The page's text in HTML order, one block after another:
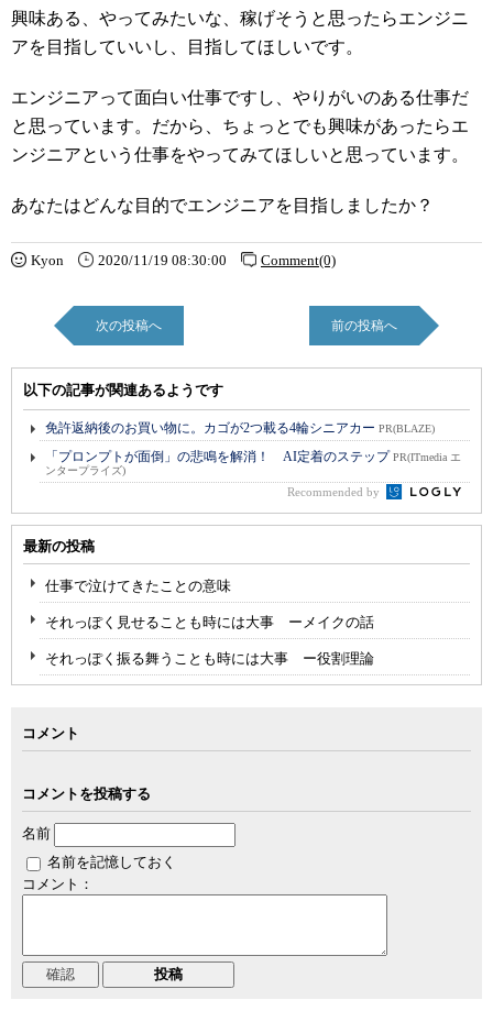
興味ある、やってみたいな、稼げそうと思ったらエンジニ
アを目指していいし、目指してほしいです。
エンジニアって面白い仕事ですし、やりがいのある仕事だ
と思っています。だから、ちょっとでも興味があったらエ
ンジニアという仕事をやってみてほしいと思っています。
あなたはどんな目的でエンジニアを目指しましたか？
Kyon 2020/11/19 08:30:00 Comment(0)
次の投稿へ 前の投稿へ
以下の記事が関連あるようです
免許返納後のお買い物に。カゴが2つ載る4輪シニアカー PR(BLAZE)
「プロンプトが面倒」の悲鳴を解消！ AI定着のステップPR(ITmedia エ
ンタープライズ)
Recommended by
最新の投稿
仕事で泣けてきたことの意味
それっぽく見せることも時には大事 ーメイクの話
それっぽく振る舞うことも時には大事 ー役割理論
コメント
コメントを投稿する
名前
名前を記憶しておく
コメント：